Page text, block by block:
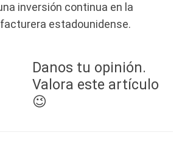
inversión continua en la
estadounidense.
Danos tu opinión.
Valora este artículo
😉